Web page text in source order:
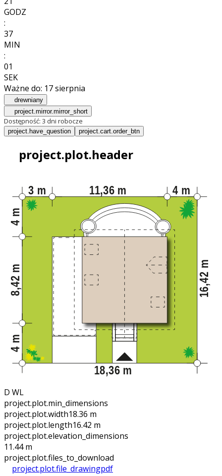
GODZ
:
36
MIN
:
59
SEK
Ważne do: 17 sierpnia
drewniany
project.mirror.mirror_short
Dostępność: 3 dni robocze
project.have_question project.cart.order_btn
project.plot.header
D WL
project.plot.min_dimensions
project.plot.width18.36 m
project.plot.length16.42 m
project.plot.elevation_dimensions
11.44 m
project.plot.files_to_download
project.plot.file_drawingpdf